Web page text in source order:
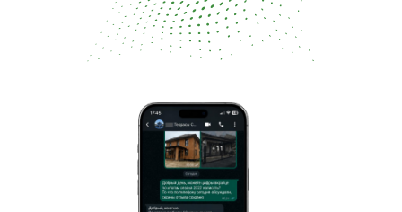
НАЧАТЬ ПОЛУЧАТЬ ЗАЯВКИ НА
БАНИ с чеком от 650 000 ₽